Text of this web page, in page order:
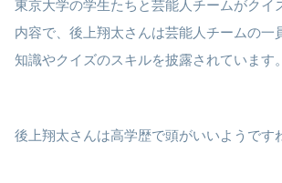
東京大学の学生たちと芸能人チームがクイ
内容で、後上翔太さんは芸能人チームの一
知識やクイズのスキルを披露されています。
後上翔太さんは高学歴で頭がいいようです